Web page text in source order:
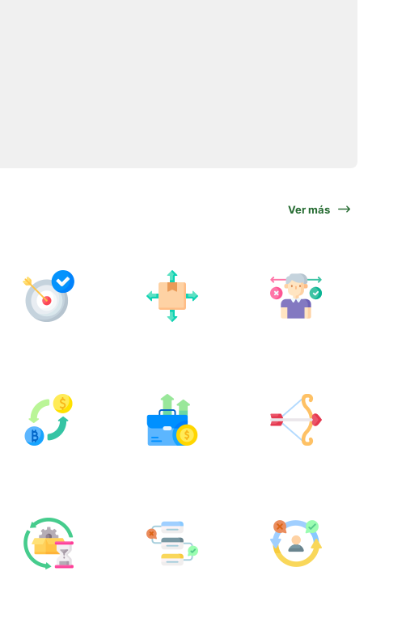
Ver más